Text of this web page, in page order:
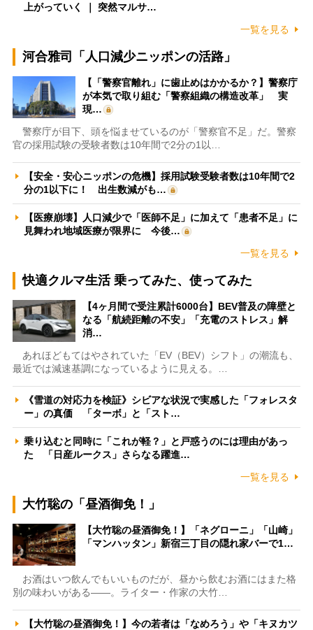
上がっていく ｜ 突然マルサ…
一覧を見る
河合雅司「人口減少ニッポンの活路」
【「警察官離れ」に歯止めはかかるか？】警察庁
が本気で取り組む「警察組織の構造改革」 実
現…
警察庁が目下、頭を悩ませているのが「警察官不足」だ。警察
官の採用試験の受験者数は10年間で2分の1以…
【安全・安心ニッポンの危機】採用試験受験者数は10年間で2
分の1以下に！ 出生数減がも…
【医療崩壊】人口減少で「医師不足」に加えて「患者不足」に
見舞われ地域医療が限界に 今後…
一覧を見る
快適クルマ生活 乗ってみた、使ってみた
【4ヶ月間で受注累計6000台】BEV普及の障壁と
なる「航続距離の不安」「充電のストレス」解
消…
あれほどもてはやされていた「EV（BEV）シフト」の潮流も、
最近では減速基調になっているように見える。…
《雪道の対応力を検証》シビアな状況で実感した「フォレスタ
ー」の真価 「ターボ」と「スト…
乗り込むと同時に「これが軽？」と戸惑うのには理由があっ
た 「日産ルークス」さらなる躍進…
一覧を見る
大竹聡の「昼酒御免！」
【大竹聡の昼酒御免！】「ネグローニ」「山崎」
「マンハッタン」新宿三丁目の隠れ家バーで1…
お酒はいつ飲んでもいいものだが、昼から飲むお酒にはまた格
別の味わいがある――。ライター・作家の大竹…
【大竹聡の昼酒御免！】今の若者は「なめろう」や「キヌカツ